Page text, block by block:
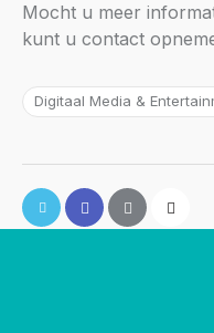
Mocht u meer
kunt u contact
Digitaal Media &